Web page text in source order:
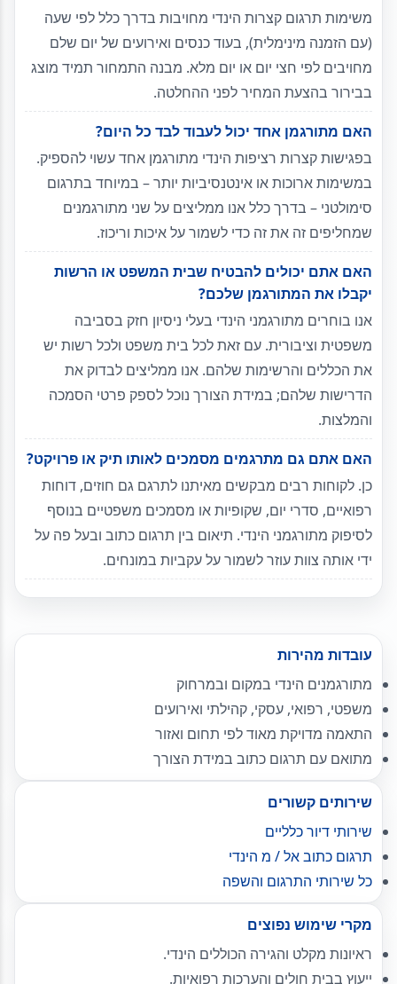
משימות תרגום קצרות הינדי מחויבות בדרך כלל לפי שעה
(עם הזמנה מינימלית), בעוד כנסים ואירועים של יום שלם
מחויבים לפי חצי יום או יום מלא. מבנה התמחור תמיד מוצג
בבירור בהצעת המחיר לפני ההחלטה.
האם מתורגמן אחד יכול לעבוד לבד כל היום?
בפגישות קצרות רציפות הינדי מתורגמן אחד עשוי להספיק.
במשימות ארוכות או אינטנסיביות יותר – במיוחד בתרגום
סימולטני – בדרך כלל אנו ממליצים על שני מתורגמנים
שמחליפים זה את זה כדי לשמור על איכות וריכוז.
האם אתם יכולים להבטיח שבית המשפט או הרשות
יקבלו את המתורגמן שלכם?
אנו בוחרים מתורגמני הינדי בעלי ניסיון חזק בסביבה
משפטית וציבורית. עם זאת לכל בית משפט ולכל רשות יש
את הכללים והרשימות שלהם. אנו ממליצים לבדוק את
הדרישות שלהם; במידת הצורך נוכל לספק פרטי הסמכה
והמלצות.
האם אתם גם מתרגמים מסמכים לאותו תיק או פרויקט?
כן. לקוחות רבים מבקשים מאיתנו לתרגם גם חוזים, דוחות
רפואיים, סדרי יום, שקופיות או מסמכים משפטיים בנוסף
לסיפוק מתורגמני הינדי. תיאום בין תרגום כתוב ובעל פה על
ידי אותה צוות עוזר לשמור על עקביות במונחים.
עובדות מהירות
מתורגמנים הינדי במקום ובמרחוק
משפטי, רפואי, עסקי, קהילתי ואירועים
התאמה מדויקת מאוד לפי תחום ואזור
מתואם עם תרגום כתוב במידת הצורך
שירותים קשורים
שירותי דיור כלליים
תרגום כתוב אל / מ הינדי
כל שירותי התרגום והשפה
מקרי שימוש נפוצים
ראיונות מקלט והגירה הכוללים הינדי.
ייעוץ בבית חולים והערכות רפואיות.